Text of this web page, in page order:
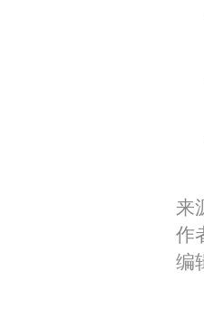
来
作
编